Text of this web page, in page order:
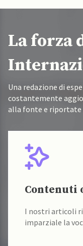
La forza
Una redazione di
costantemente
alla fonte e
Contenuti
I nostri articoli
imparziale la